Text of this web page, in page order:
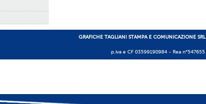
GRAFICHE TAGLIANI STAMPA E COMUNICAZIONE SRL
p.iva e CF 03599190984 - Rea n°547655